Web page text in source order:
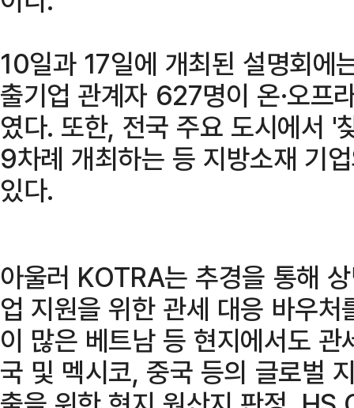
10일과 17일에 개최된 설명회에
출기업 관계자 627명이 온·오프
였다. 또한, 전국 주요 도시에서 '
9차례 개최하는 등 지방소재 기
있다.
아울러 KOTRA는 추경을 통해
업 지원을 위한 관세 대응 바우
이 많은 베트남 등 현지에서도
국 및 멕시코, 중국 등의 글로벌